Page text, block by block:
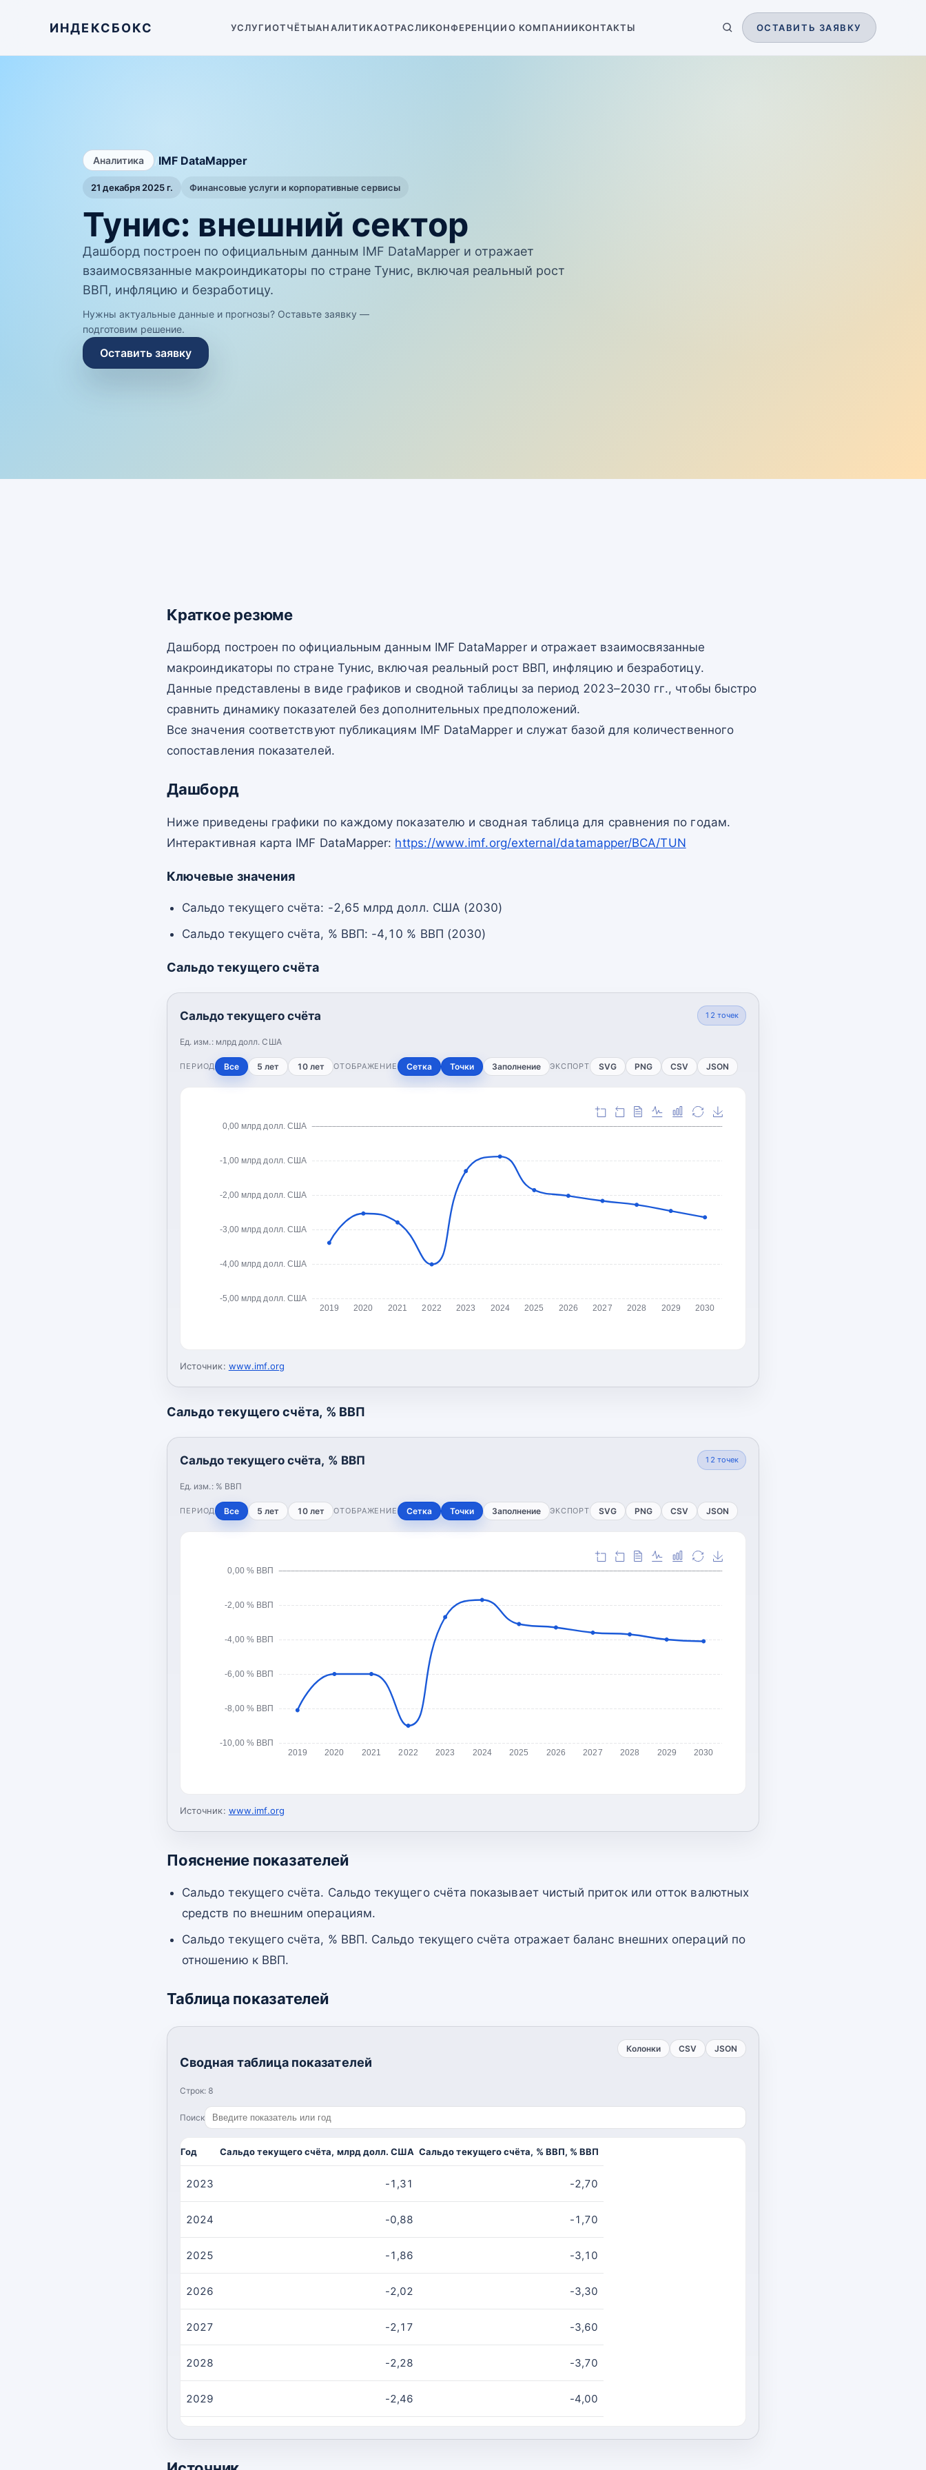
ИНДЕКСБОКС УСЛУГИОТЧЁТЫАНАЛИТИКАОТРАСЛИКОНФЕРЕНЦИИО КОМПАНИИКОНТАКТЫ ОСТАВИТЬ ЗАЯВКУ
Аналитика /IMF DataMapper
21 декабря 2025 г. Финансовые услуги и корпоративные сервисы
Тунис: внешний сектор
Дашборд построен по официальным данным IMF DataMapper и отражает
взаимосвязанные макроиндикаторы по стране Тунис, включая реальный рост
ВВП, инфляцию и безработицу.
Нужны актуальные данные и прогнозы? Оставьте заявку —
подготовим решение.
Оставить заявку
Краткое резюме
Дашборд построен по официальным данным IMF DataMapper и отражает взаимосвязанные
макроиндикаторы по стране Тунис, включая реальный рост ВВП, инфляцию и безработицу.
Данные представлены в виде графиков и сводной таблицы за период 2023–2030 гг., чтобы быстро
сравнить динамику показателей без дополнительных предположений.
Все значения соответствуют публикациям IMF DataMapper и служат базой для количественного
сопоставления показателей.
Дашборд
Ниже приведены графики по каждому показателю и сводная таблица для сравнения по годам.
Интерактивная карта IMF DataMapper: https://www.imf.org/external/datamapper/BCA/TUN
Ключевые значения
Сальдо текущего счёта: -2,65 млрд долл. США (2030)
Сальдо текущего счёта, % ВВП: -4,10 % ВВП (2030)
Сальдо текущего счёта
Сальдо текущего счёта
Ед. изм.: млрд долл. США
12 точек
ПЕРИОД Все 5 лет 10 лет ОТОБРАЖЕНИЕ Сетка Точки Заполнение ЭКСПОРТ SVG PNG CSV JSON
-5,00 млрд долл. США
-4,00 млрд долл. США
-3,00 млрд долл. США
-2,00 млрд долл. США
-1,00 млрд долл. США
0,00 млрд долл. США
2019 2020 2021 2022 2023 2024 2025 2026 2027 2028 2029 2030
Источник: www.imf.org
Сальдо текущего счёта, % ВВП
Сальдо текущего счёта, % ВВП
Ед. изм.: % ВВП
12 точек
ПЕРИОД Все 5 лет 10 лет ОТОБРАЖЕНИЕ Сетка Точки Заполнение ЭКСПОРТ SVG PNG CSV JSON
-10,00 % ВВП
-8,00 % ВВП
-6,00 % ВВП
-4,00 % ВВП
-2,00 % ВВП
0,00 % ВВП
2019 2020 2021 2022 2023 2024 2025 2026 2027 2028 2029 2030
Источник: www.imf.org
Пояснение показателей
Сальдо текущего счёта. Сальдо текущего счёта показывает чистый приток или отток валютных
средств по внешним операциям.
Сальдо текущего счёта, % ВВП. Сальдо текущего счёта отражает баланс внешних операций по
отношению к ВВП.
Таблица показателей
Сводная таблица показателей
Строк: 8
Колонки CSV JSON
Поиск
Год Сальдо текущего счёта, млрд долл. США Сальдо текущего счёта, % ВВП, % ВВП
2023 -1,31 -2,70
2024 -0,88 -1,70
2025 -1,86 -3,10
2026 -2,02 -3,30
2027 -2,17 -3,60
2028 -2,28 -3,70
2029 -2,46 -4,00